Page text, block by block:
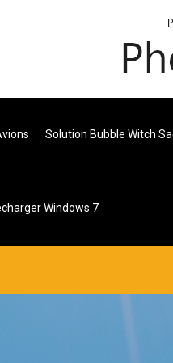
Solution Bubble Witch
Windows 7